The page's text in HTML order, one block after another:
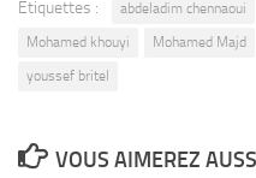
Étiquettes : abdeladim chennaoui
Mohamed khouyi
Mohamed Majd
youssef britel
VOUS AIMEREZ